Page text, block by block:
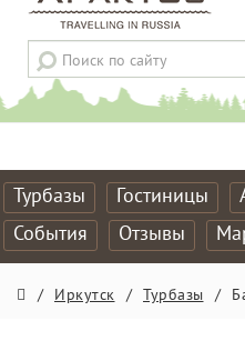
Турбазы Гостиницы
События
Отзывы
/ Иркутск / Турбазы /